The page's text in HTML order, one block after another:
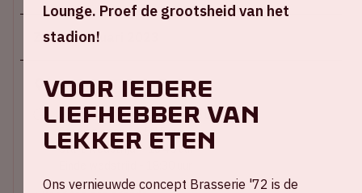
Zo 19 februari 2023
Johan Cruijff ArenA
Hoofdingang E open – 14:15 uur
Stadion open – 15:15 uur
Start wedstrijd – 16:45 uur
Lounge. Proef de grootsheid van het
stadion!
Voor iedere
liefhebber van
lekker eten
Ons vernieuwde concept Brasserie '72 is de